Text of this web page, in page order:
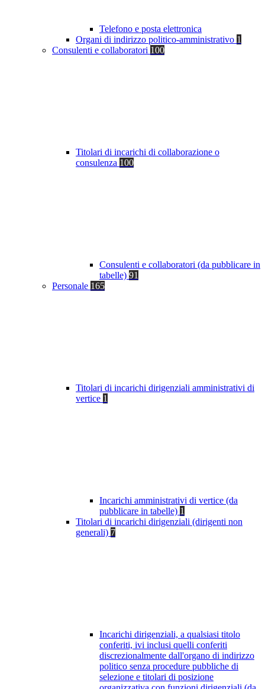
Telefono e posta elettronica
Organi di indirizzo politico-amministrativo 1
Consulenti e collaboratori 100
Titolari di incarichi di collaborazione o
consulenza 100
Consulenti e collaboratori (da pubblicare in
tabelle) 91
Personale 165
Titolari di incarichi dirigenziali amministrativi di
vertice 1
Incarichi amministrativi di vertice (da
pubblicare in tabelle) 1
Titolari di incarichi dirigenziali (dirigenti non
generali) 7
Incarichi dirigenziali, a qualsiasi titolo
conferiti, ivi inclusi quelli conferiti
discrezionalmente dall'organo di indirizzo
politico senza procedure pubbliche di
selezione e titolari di posizione